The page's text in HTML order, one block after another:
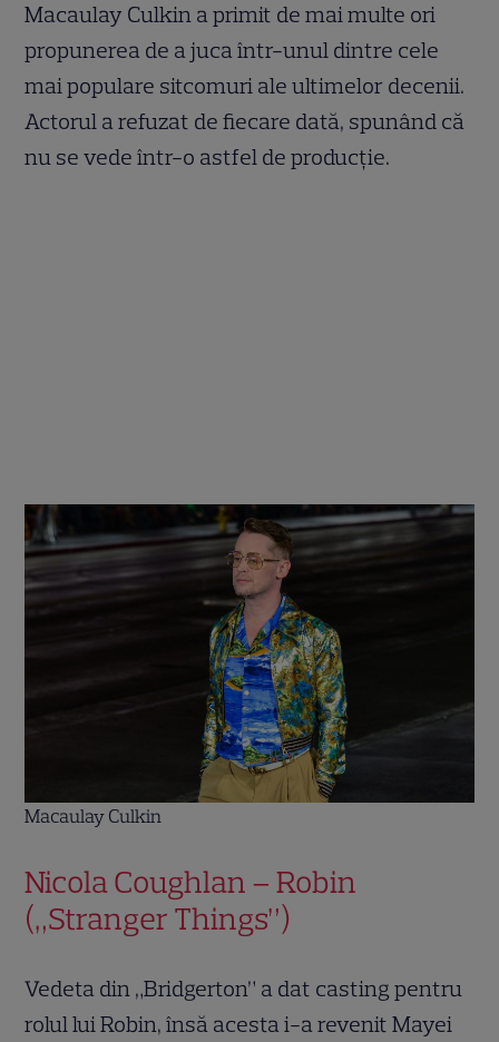
Macaulay Culkin a primit de mai multe ori
propunerea de a juca într-unul dintre cele
mai populare sitcomuri ale ultimelor decenii.
Actorul a refuzat de fiecare dată, spunând că
nu se vede într-o astfel de producție.
Macaulay Culkin
Nicola Coughlan – Robin
(„Stranger Things”)
Vedeta din „Bridgerton” a dat casting pentru
rolul lui Robin, însă acesta i-a revenit Mayei